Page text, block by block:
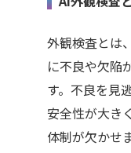
外観検査とは
に不良や欠陥
す。不良を見
安全性が大き
体制が欠かせ